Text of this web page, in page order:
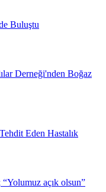
Buluştu
Derneği'nden Boğaz
Eden Hastalık
açık olsun”